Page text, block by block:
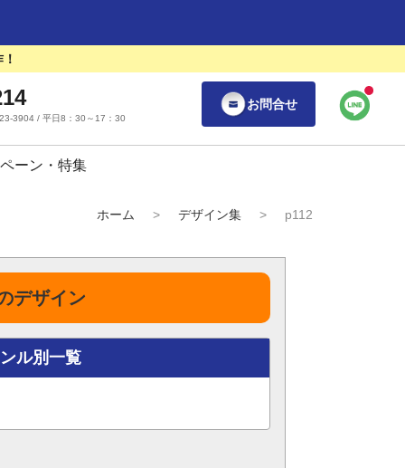
3904 / 平日8：30～17：30
お問合せ
ーン・特集
ホーム > デザイン集 > p112
デザイン
ル別一覧